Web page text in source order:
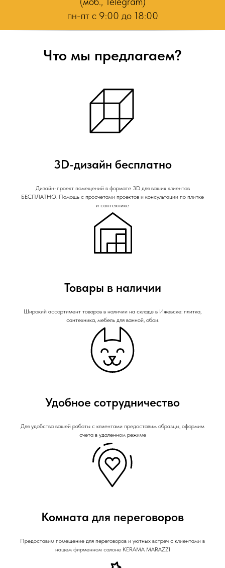
пн-пт с 9:00 до 18:00
Что мы предлагаем?
3D-дизайн бесплатно
Дизайн-проект помещений в формате 3D для ваших клиентов
БЕСПЛАТНО. Помощь с просчетами проектов и консультации по плитке
и сантехнике
Товары в наличии
Широкий ассортимент товаров в наличии на складе в Ижевске: плитка,
сантехника, мебель для ванной, обои.
Удобное сотрудничество
Для удобства вашей работы с клиентами предоставим образцы, оформим
счета в удаленном режиме
Комната для переговоров
Предоставим помещение для переговоров и уютных встреч с клиентами в
нашем фирменном салоне KERAMA MARAZZI